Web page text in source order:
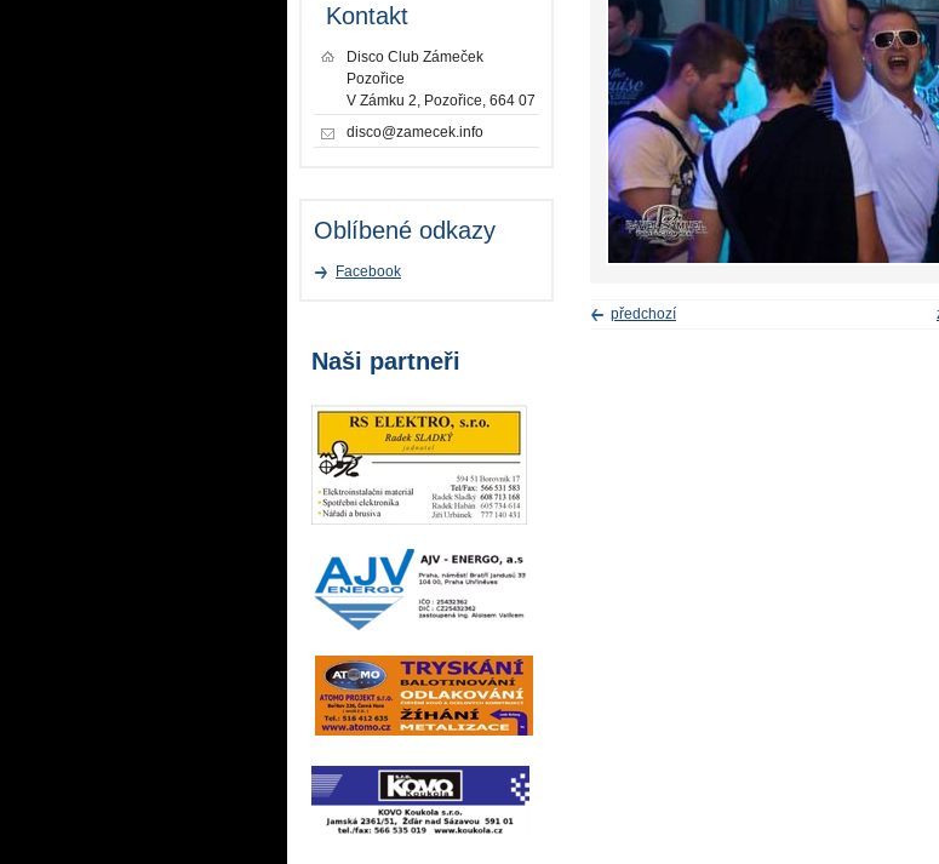
předchozí
Kontakt
Disco Club Zámeček
Pozořice
V Zámku 2, Pozořice, 664 07
disco@zamecek.info
Oblíbené odkazy
Facebook
Naši partneři